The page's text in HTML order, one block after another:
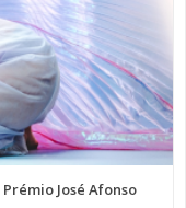
José Afonso